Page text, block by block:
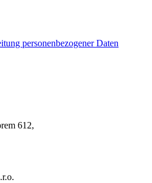
personenbezogener Daten
612,